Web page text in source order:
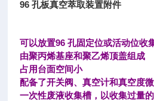
96 孔板真空萃取装置附件
可以放置96 孔固定位或活动位收
由聚丙烯基座和聚乙烯顶盖组成
占用台面空间小
配备了开关阀、真空计和真空度
一次性废液收集槽，以收集过量